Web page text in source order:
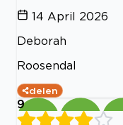
14 April 2026
Deborah
Roosendal
delen
9